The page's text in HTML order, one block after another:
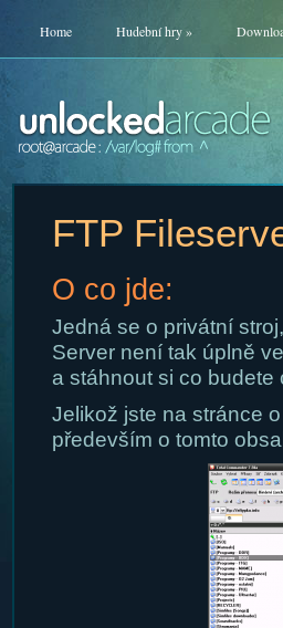
Home Hudební hry»
FTP
O co jde:
Jedná se o privátní
Server není tak úplně
a stáhnout si co budete
Jelikož jste na stránce
především o tomto